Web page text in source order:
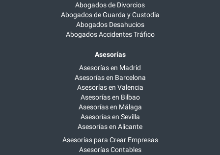
Abogados de Divorcios
Abogados de Guarda y Custodia
Abogados Desahucios
Abogados Accidentes Tráfico
Asesorías
Asesorías en Madrid
Asesorías en Barcelona
Asesorías en Valencia
Asesorías en Bilbao
Asesorías en Málaga
Asesorías en Sevilla
Asesorías en Alicante
Asesorías para Crear Empresas
Asesorías Contables